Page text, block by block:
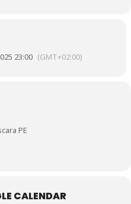
23:00 (GMT+02:00)
PE
CALENDAR